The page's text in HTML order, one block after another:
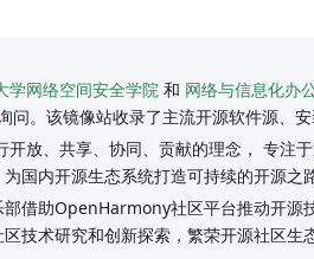
学网络空间安全学院 和 网络与信息化办
问。该镜像站收录了主流开源软件源、
开放、共享、协同、贡献的理念， 专注
国内开源生态系统打造可持续的开源之路
借助OpenHarmony社区平台推动开源
技术研究和创新探索，繁荣开源社区生态